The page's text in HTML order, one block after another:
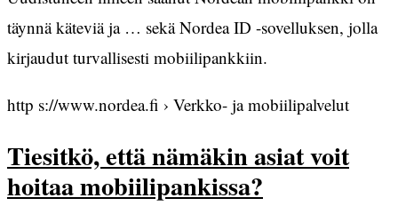
täynnä käteviä ja … sekä Nordea ID -sovelluksen, jolla
kirjaudut turvallisesti mobiilipankkiin.
http s://www.nordea.fi › Verkko- ja mobiilipalvelut
Tiesitkö, että nämäkin asiat voit
hoitaa mobiilipankissa?